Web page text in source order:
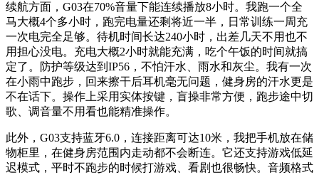
续航方面，G03在70%音量下能连续播放8小时。我跑一个全
马大概4个多小时，跑完电量还剩将近一半，日常训练一周充
一次电完全足够。待机时间长达240小时，出差几天不用也不
用担心没电。充电大概2小时就能充满，吃个午饭的时间就搞
定了。防护等级达到IP56，不怕汗水、雨水和灰尘。我有一次
在小雨中跑步，回来擦干后耳机毫无问题，健身房的汗水更是
不在话下。操作上采用实体按键，盲操非常方便，跑步途中切
歌、调音量不用看也能精准操作。
此外，G03支持蓝牙6.0，连接距离可达10米，我把手机放在储
物柜里，在健身房范围内走动都不会断连。它还支持游戏低延
迟模式，平时不跑步的时候打游戏、看剧也很畅快。音频格式